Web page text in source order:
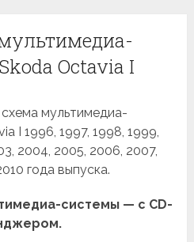
Octavia I
мультимедиа-
I 1996, 1997, 1998, 1999,
2004, 2005, 2006, 2007,
года выпуска.
системы — с CD-